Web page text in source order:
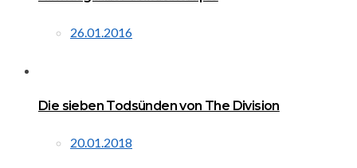
26.01.2016
Die sieben Todsünden von The Division
20.01.2018